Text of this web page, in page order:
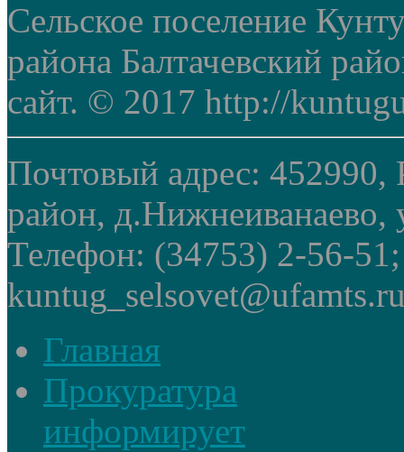
Сельское поселение
района Балтачевский
сайт. © 2017 http://
Почтовый адрес: 452990,
район, д.Нижнеиванаево,
Телефон: (34753) 2-56-
Главная
Прокуратура
информирует